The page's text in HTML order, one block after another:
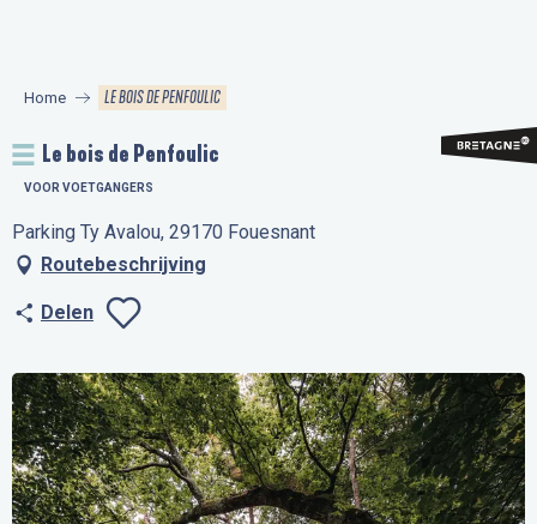
principal
Home LE BOIS DE PENFOULIC
Le bois de Penfoulic
VOOR VOETGANGERS
Parking Ty Avalou, 29170 Fouesnant
Routebeschrijving
Delen